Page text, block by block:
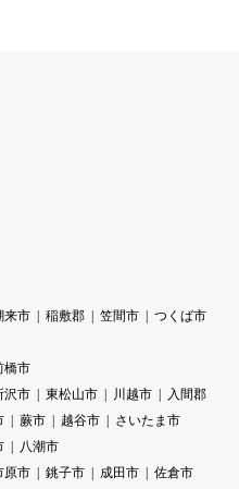
来市 稲敷郡 笠間市
つくば市
橋市
沢市 東松山市 川越市
入間郡
蕨市 越谷市
さいたま市
八潮市
原市 銚子市 成田市
佐倉市